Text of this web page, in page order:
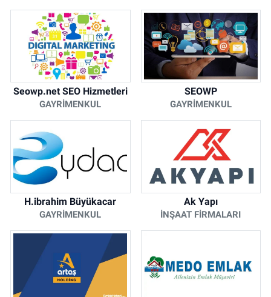
Seowp.net SEO Hizmetleri
GAYRIMENKUL
SEOWP
GAYRIMENKUL
H.ibrahim Büyükacar
GAYRIMENKUL
Ak Yapı
İNŞAAT FIRMALARI